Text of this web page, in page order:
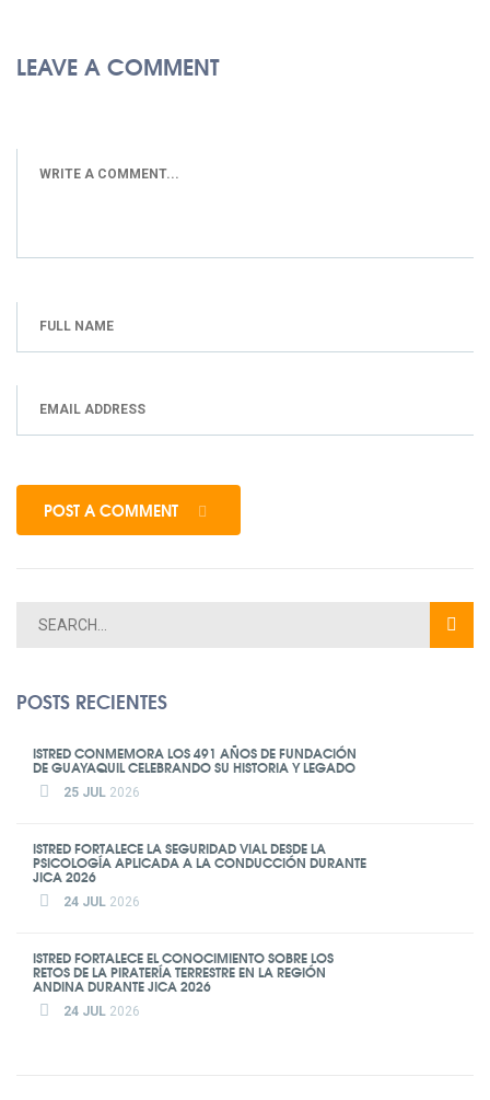
LEAVE A COMMENT
POST A COMMENT
POSTS RECIENTES
ISTRED CONMEMORA LOS 491 AÑOS DE FUNDACIÓN
DE GUAYAQUIL CELEBRANDO SU HISTORIA Y LEGADO
25 JUL 2026
ISTRED FORTALECE LA SEGURIDAD VIAL DESDE LA
PSICOLOGÍA APLICADA A LA CONDUCCIÓN DURANTE
JICA 2026
24 JUL 2026
ISTRED FORTALECE EL CONOCIMIENTO SOBRE LOS
RETOS DE LA PIRATERÍA TERRESTRE EN LA REGIÓN
ANDINA DURANTE JICA 2026
24 JUL 2026